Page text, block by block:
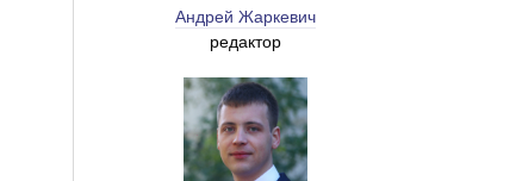
Андрей Жаркевич
редактор